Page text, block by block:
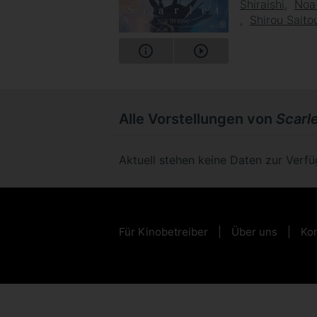
Shiraishi
Shirou
Alle Vorstellungen von
Aktuell stehen keine Daten zur
Für Kinobetreiber Über uns